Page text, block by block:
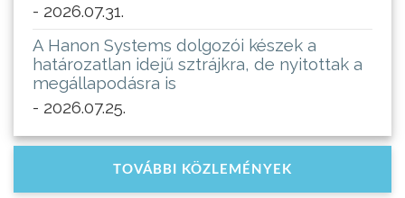
- 2026.07.31.
A Hanon Systems dolgozói készek a
határozatlan idejű sztrájkra, de nyitottak a
megállapodásra is
- 2026.07.25.
TOVÁBBI KÖZLEMÉNYEK